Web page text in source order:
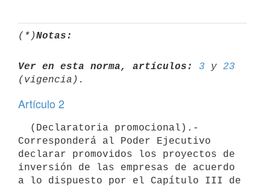
(*)Notas:
Ver en esta norma, artículos: 3 y 23
Artículo 2
Corresponderá al Poder Ejecutivo
declarar promovidos los proyectos de
inversión de las empresas de acuerdo
a lo dispuesto por el Capítulo III de